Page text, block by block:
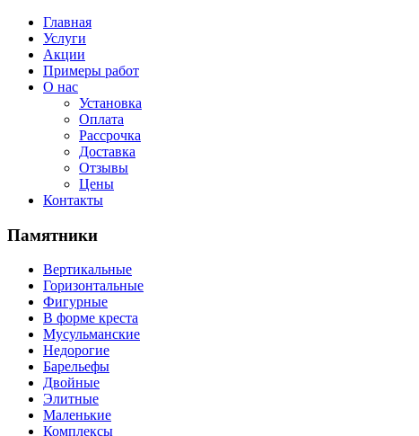
Главная
Услуги
Акции
Примеры работ
О нас
Установка
Оплата
Рассрочка
Доставка
Отзывы
Цены
Контакты
Памятники
Вертикальные
Горизонтальные
Фигурные
В форме креста
Мусульманские
Недорогие
Барельефы
Двойные
Элитные
Маленькие
Комплексы